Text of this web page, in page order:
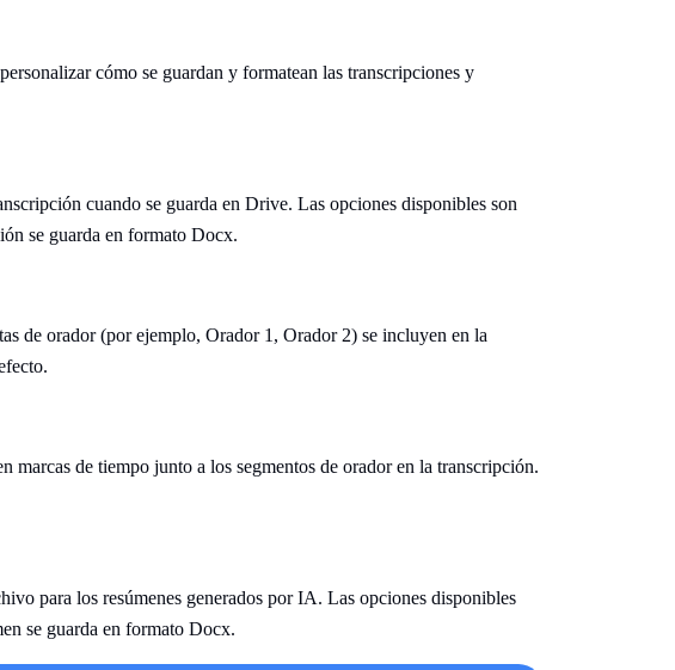
cómo se guardan y formatean las transcripciones y
cuando se guarda en Drive. Las opciones disponibles son
se guarda en formato Docx.
de orador (por ejemplo, Orador 1, Orador 2) se incluyen en la
marcas de tiempo junto a los segmentos de orador en la transcripción.
para los resúmenes generados por IA. Las opciones disponibles
se guarda en formato Docx.